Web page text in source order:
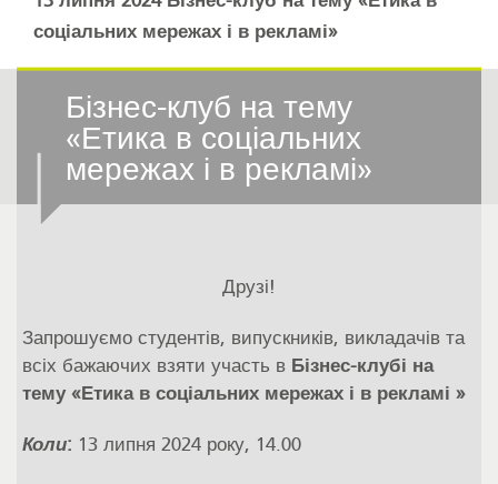
соціальних мережах і в рекламі»
Бізнес-клуб на тему
«Етика в соціальних
мережах і в рекламі»
Друзі!
Запрошуємо студентів, випускників, викладачів та
всіх бажаючих взяти участь в Бізнес-клубі на
тему «Етика в соціальних мережах і в рекламі »
Коли: 13 липня 2024 року, 14.00